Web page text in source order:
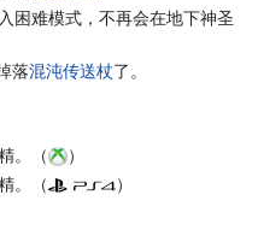
困难模式，不再会在地下神圣
落混沌传送杖了。
。（
）
。（
）